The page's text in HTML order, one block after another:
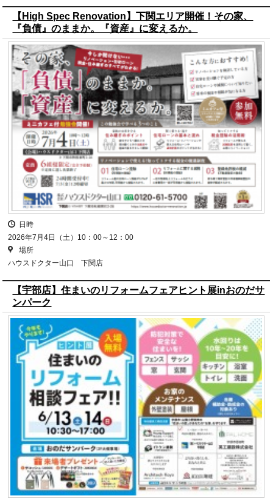
【High Spec Renovation】下関エリア開催！その家、
『負債』のままか。『資産』に変えるか。
日時
2026年7月4日（土）10：00～12：00
場所
ハウスドクター山口 下関店
【宇部店】住まいのリフォームフェアヒント展inおのだサ
ンパーク